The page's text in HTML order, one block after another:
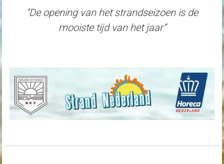
“De opening van het strandseizoen is de
mooiste tijd van het jaar”